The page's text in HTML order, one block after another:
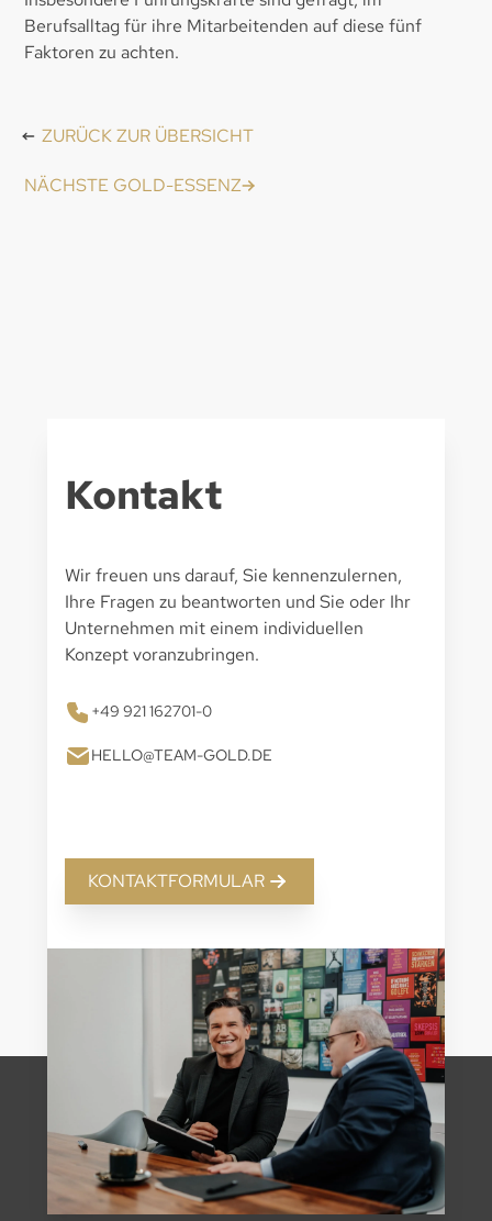
Berufsalltag für ihre Mitarbeitenden auf diese fünf
Faktoren zu achten.
ZURÜCK ZUR ÜBERSICHT
NÄCHSTE GOLD-ESSENZ
Kontakt
Wir freuen uns darauf, Sie kennenzulernen,
Ihre Fragen zu beantworten und Sie oder Ihr
Unternehmen mit einem individuellen
Konzept voranzubringen.
+49 921 162701-0
HELLO@TEAM-GOLD.DE
KONTAKTFORMULAR